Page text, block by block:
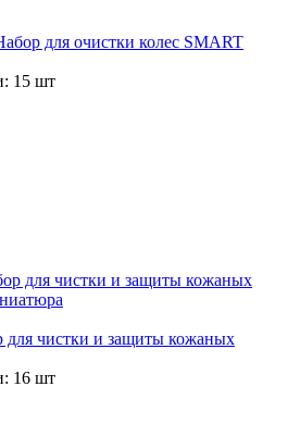
для очистки колес SMART
15 шт
для чистки и защиты кожаных
16 шт